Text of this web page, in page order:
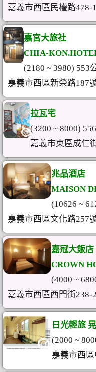
嘉義市西區民權路478-
嘉宮大旅社
CHIA-
(2180 ~ 3980) 553
嘉義市西區新榮路187
拉瓦宅
(3200 ~ 8000)
嘉義市東區成仁
兆品酒店
MAISON
(10626 ~
嘉義市西區文化路257
嘉冠大飯店
CROWN
(4000 ~
嘉義市西區西門街238-
日光輕旅
(2000 ~
嘉義市西